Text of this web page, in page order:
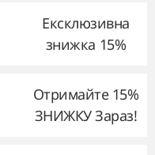
Ексклюзивна
знижка 15%
Отримайте 15%
ЗНИЖКУ Зараз!